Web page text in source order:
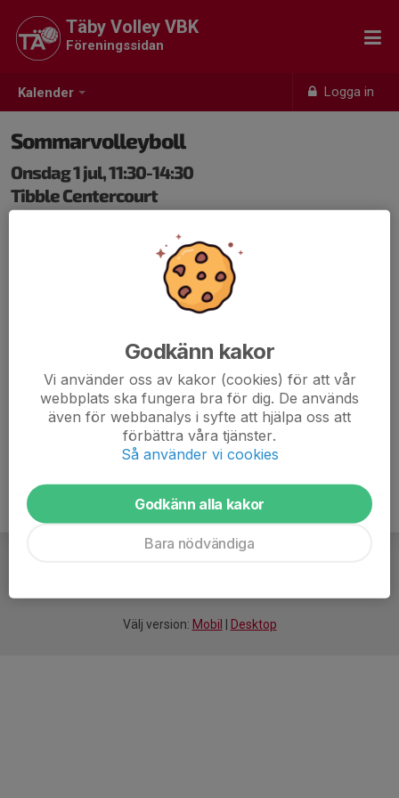
Kalender Logga in
Täby Volley VBK
Föreningssidan
Sommarvolleyboll
Onsdag 1 jul, 11:30-14:30
Tibble Centercourt
Sommarvolleyboll inomhus! Vi spelar dagtid i Tibble
under fem veckor i juli. Ta med kompisar som vill testa
volleyboll eller som redan spelar. Vi kommer bjuda in
klubbar betalar 50 kronor. Gäster som inte spelar i en
kostar det 50 kronor per tillfälle.
Välj version: Mobil Desktop
Godkänn kakor
Vi använder oss av kakor (cookies) för att vår
webbplats ska fungera bra för dig. De används
även för webbanalys i syfte att hjälpa oss att
förbättra våra tjänster.
Så använder vi cookies
Godkänn alla kakor
Bara nödvändiga